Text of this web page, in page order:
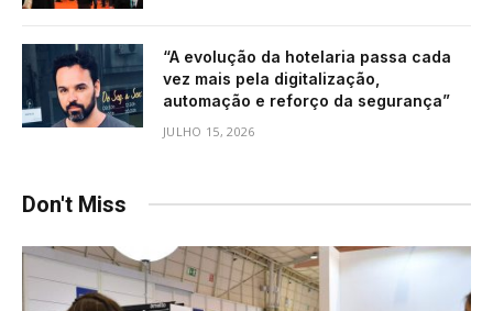
“A evolução da hotelaria passa cada
vez mais pela digitalização,
automação e reforço da segurança”
JULHO 15, 2026
Don't Miss